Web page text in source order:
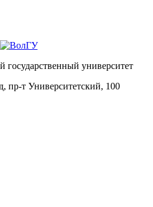
государственный университет
пр-т Университетский, 100